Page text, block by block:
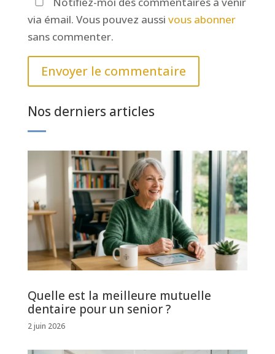
via émail. Vous pouvez aussi vous abonner
sans commenter.
Envoyer le commentaire
Nos derniers articles
Quelle est la meilleure mutuelle
dentaire pour un senior ?
2 juin 2026